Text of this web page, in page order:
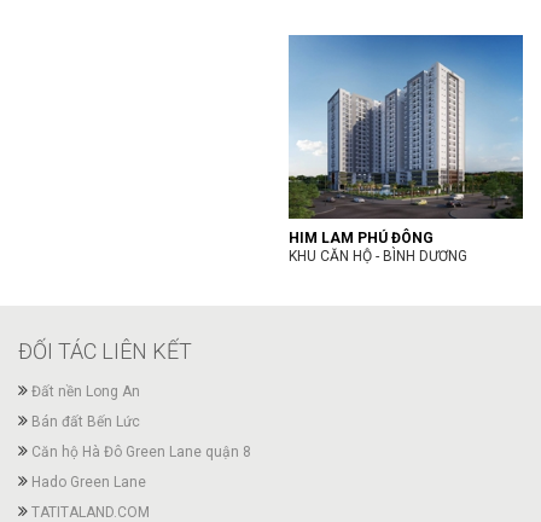
HIM LAM PHÚ ĐÔNG
KHU CĂN HỘ - BÌNH DƯƠNG
ĐỐI TÁC LIÊN KẾT
Đất nền Long An
Bán đất Bến Lức
Căn hộ Hà Đô Green Lane quận 8
Hado Green Lane
TATITALAND.COM